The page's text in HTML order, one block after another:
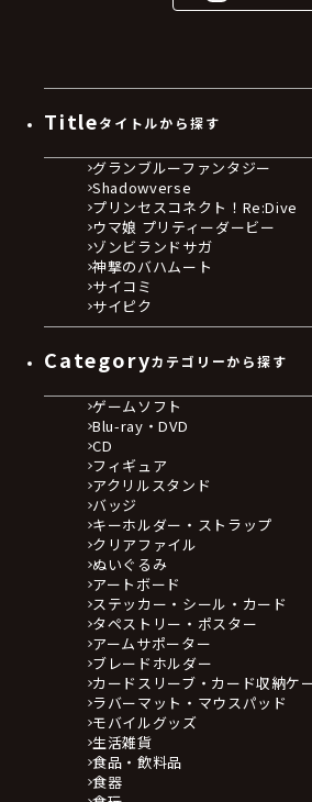
Titleタイトルから探す
グランブルーファンタジー
Shadowverse
プリンセスコネクト！Re:Dive
ウマ娘 プリティーダービー
ゾンビランドサガ
神撃のバハムート
サイコミ
サイピク
Categoryカテゴリーから探す
ゲームソフト
Blu-ray・DVD
CD
フィギュア
アクリルスタンド
バッジ
キーホルダー・ストラップ
クリアファイル
ぬいぐるみ
アートボード
ステッカー・シール・カード
タペストリー・ポスター
アームサポーター
ブレードホルダー
カードスリーブ・カード収納ケ
ラバーマット・マウスパッド
モバイルグッズ
生活雑貨
食品・飲料品
食器